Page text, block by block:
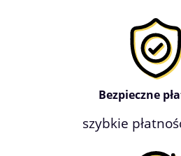
Bezpieczne
szybkie